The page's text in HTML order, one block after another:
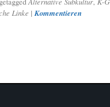
Linke | Kommentieren